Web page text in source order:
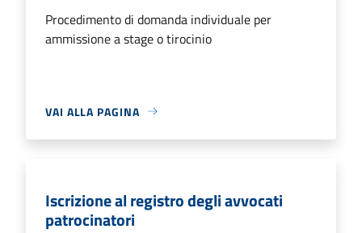
Procedimento di domanda individuale per
ammissione a stage o tirocinio
VAI ALLA PAGINA
Iscrizione al registro degli avvocati
patrocinatori